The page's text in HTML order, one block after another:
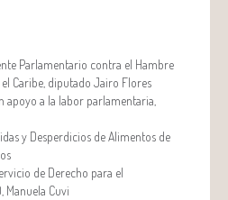
Parlamentario contra el Hambre
Caribe, diputado Jairo Flores
apoyo a la labor parlamentaria,
y Desperdicios de Alimentos de
de Derecho para el
Manuela Cuvi